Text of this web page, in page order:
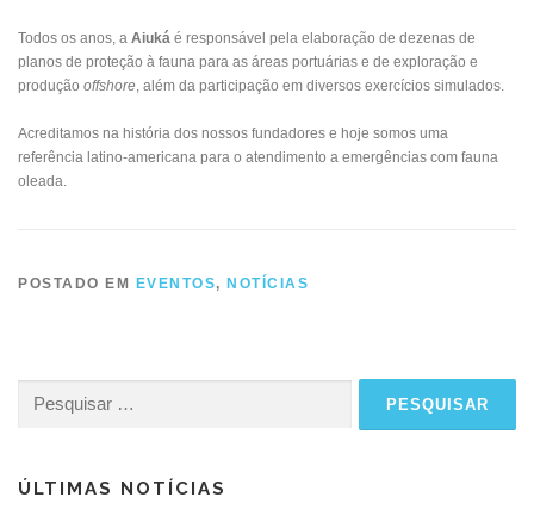
Todos os anos, a Aiuká é responsável pela elaboração de dezenas de
planos de proteção à fauna para as áreas portuárias e de exploração e
produção offshore, além da participação em diversos exercícios simulados.
Acreditamos na história dos nossos fundadores e hoje somos uma
referência latino-americana para o atendimento a emergências com fauna
oleada.
POSTADO EM EVENTOS, NOTÍCIAS
por:
ÚLTIMAS NOTÍCIAS